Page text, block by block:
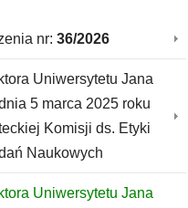
nr: 36/2026
Uniwersytetu Jana
5 marca 2025 roku
Komisji ds. Etyki
Naukowych
Uniwersytetu Jana